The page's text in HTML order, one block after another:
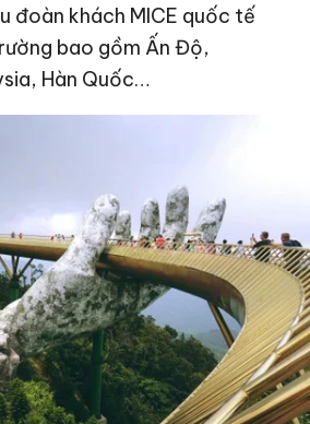
đoàn khách MICE quốc tế
bao gồm Ấn Độ,
Hàn Quốc…